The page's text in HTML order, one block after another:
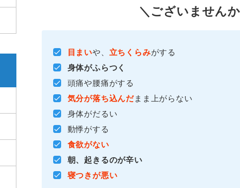
＼ございません
目まいや、 立ちくらみがする
身体がふらつく
頭痛や腰痛がする
気分が落ち込んだまま上がらない
身体がだるい
動悸がする
食欲がない
朝、起きるのが辛い
寝つきが悪い